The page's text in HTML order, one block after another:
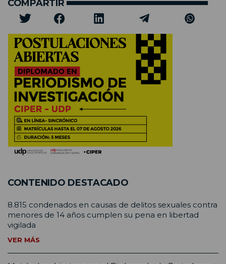
COMPARTIR
CONTENIDO DESTACADO
8.815 condenados en causas de delitos sexuales contra
menores de 14 años cumplen su pena en libertad
vigilada
VER MÁS